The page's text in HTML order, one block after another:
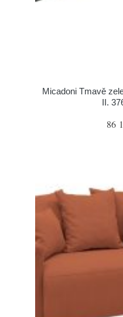
Micadoni Tmavě
II.
86